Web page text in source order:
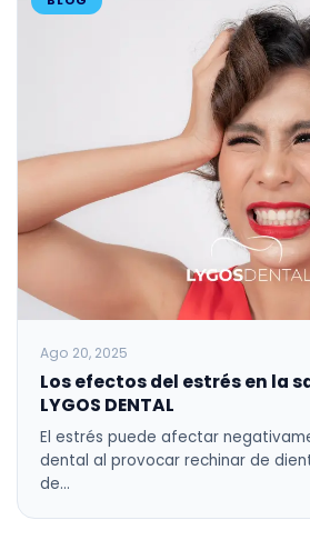
Ago 20, 2025
Los efectos del estrés en la
LYGOS DENTAL
El estrés puede afectar
dental al provocar rechinar de
de…